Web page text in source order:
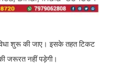
शुरू की जाए। इसके तहत टिकट
जरूरत नहीं पड़ेगी।